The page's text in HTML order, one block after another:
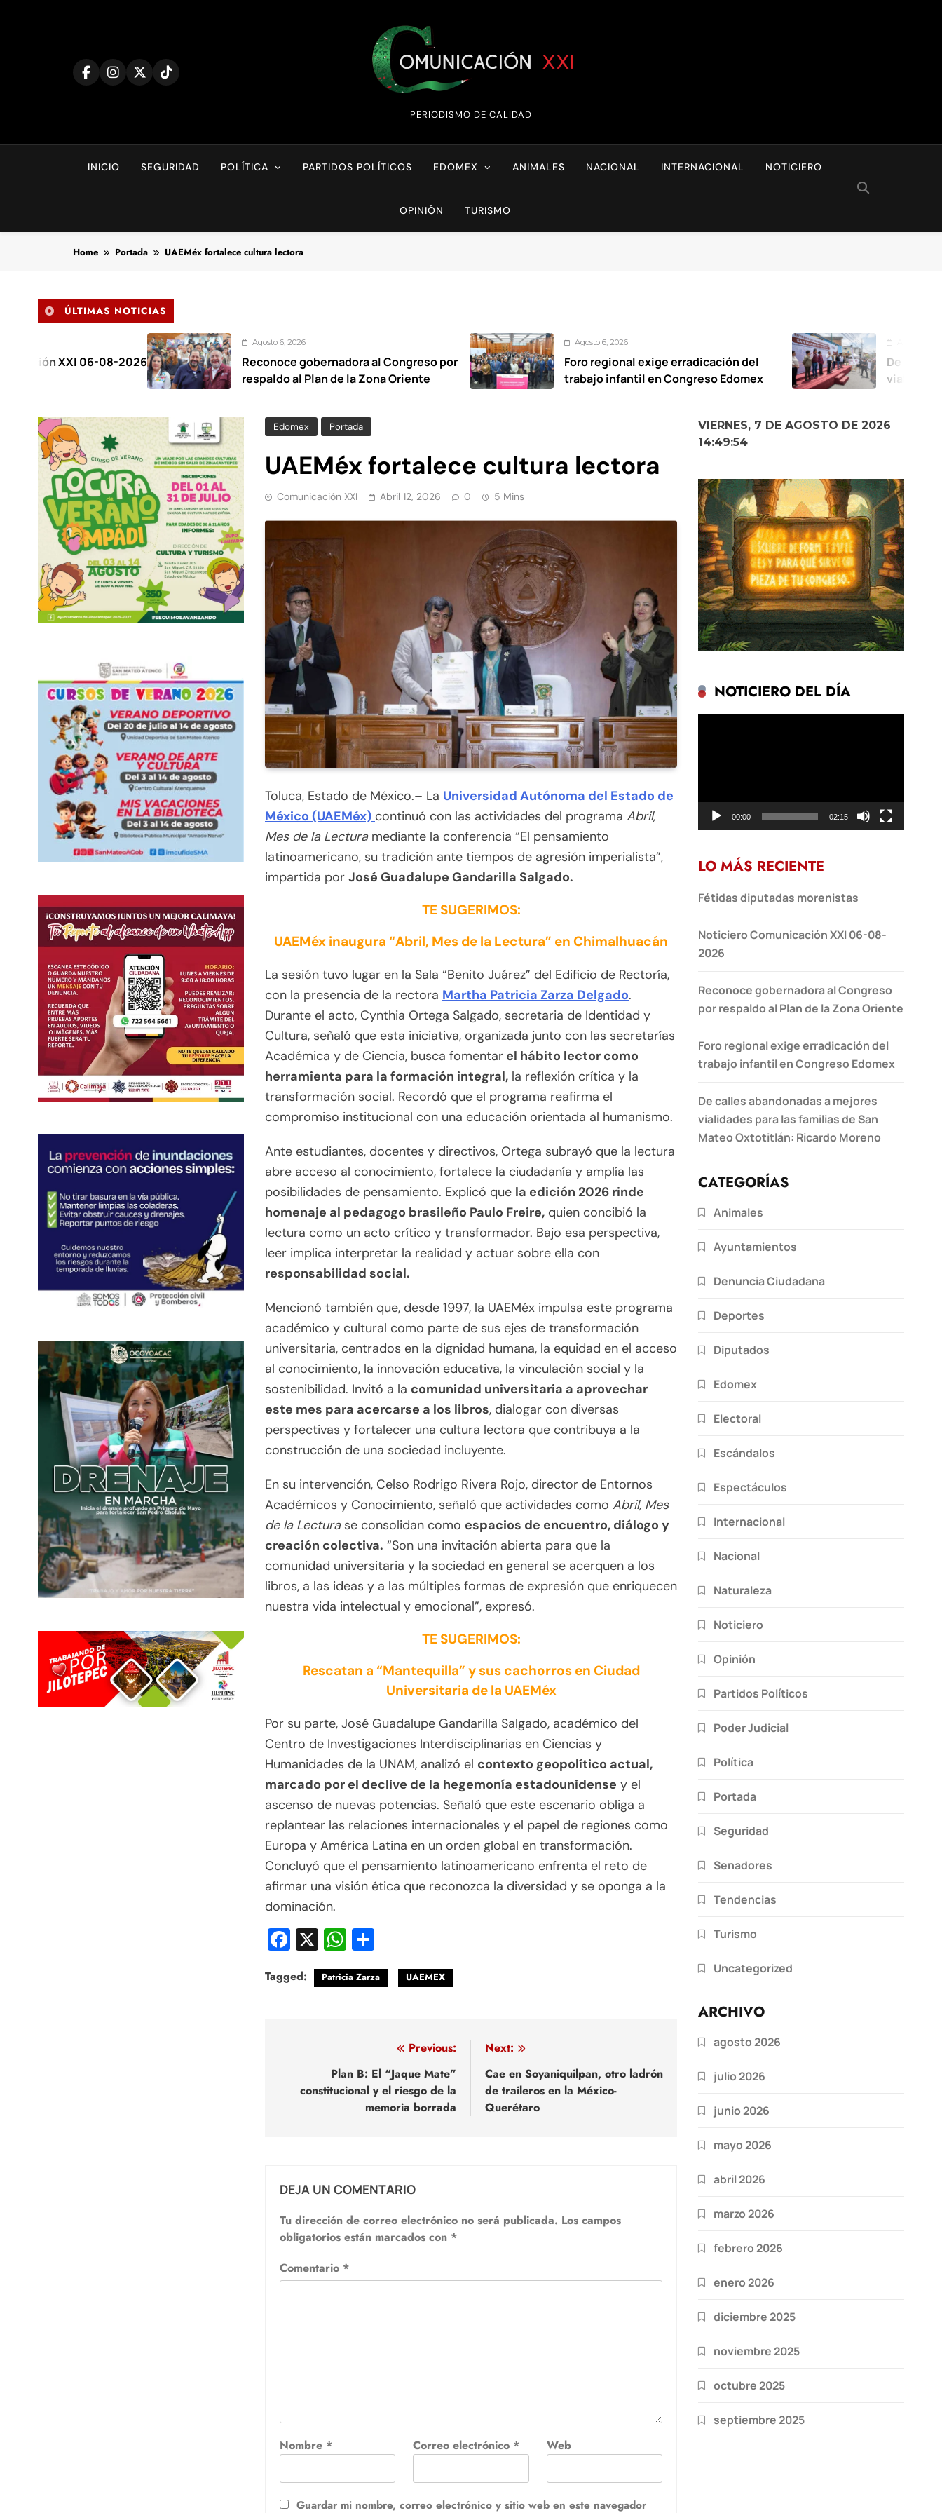
Comunicación XXI
PERIODISMO DE CALIDAD
INICIO SEGURIDAD POLÍTICA PARTIDOS POLÍTICOS EDOMEX ANIMALES NACIONAL INTERNACIONAL NOTICIERO
OPINIÓN TURISMO
Home Portada UAEMéx fortalece cultura lectora
ÚLTIMAS NOTICIAS
08-2026
Agosto 6, 2026
Reconoce gobernadora al Congreso por
respaldo al Plan de la Zona Oriente
Agosto 6, 2026
Foro regional exige erradicación del
trabajo infantil en Congreso Edomex
Agosto 6, 2026
De calles abandonadas a
vialidades para las
Edomex Portada
UAEMéx fortalece cultura lectora
Comunicación XXI Abril 12, 2026 0 5 Mins
Toluca, Estado de México.– La Universidad Autónoma del Estado de
México (UAEMéx) continuó con las actividades del programa Abril,
Mes de la Lecturamediante la conferencia “El pensamiento
latinoamericano, su tradición ante tiempos de agresión imperialista”,
impartida por José Guadalupe Gandarilla Salgado.
TE SUGERIMOS:
UAEMéx inaugura “Abril, Mes de la Lectura” en Chimalhuacán
La sesión tuvo lugar en la Sala “Benito Juárez” del Edificio de Rectoría,
con la presencia de la rectora Martha Patricia Zarza Delgado.
Durante el acto, Cynthia Ortega Salgado, secretaria de Identidad y
Cultura, señaló que esta iniciativa, organizada junto con las secretarías
Académica y de Ciencia, busca fomentar el hábito lector como
herramienta para la formación integral, la reflexión crítica y la
transformación social. Recordó que el programa reafirma el
compromiso institucional con una educación orientada al humanismo.
Ante estudiantes, docentes y directivos, Ortega subrayó que la lectura
abre acceso al conocimiento, fortalece la ciudadanía y amplía las
posibilidades de pensamiento. Explicó que la edición 2026 rinde
homenaje al pedagogo brasileño Paulo Freire, quien concibió la
lectura como un acto crítico y transformador. Bajo esa perspectiva,
leer implica interpretar la realidad y actuar sobre ella con
responsabilidad social.
Mencionó también que, desde 1997, la UAEMéx impulsa este programa
académico y cultural como parte de sus ejes de transformación
universitaria, centrados en la dignidad humana, la equidad en el acceso
al conocimiento, la innovación educativa, la vinculación social y la
sostenibilidad. Invitó a la comunidad universitaria a aprovechar
este mes para acercarse a los libros, dialogar con diversas
perspectivas y fortalecer una cultura lectora que contribuya a la
construcción de una sociedad incluyente.
En su intervención, Celso Rodrigo Rivera Rojo, director de Entornos
Académicos y Conocimiento, señaló que actividades como Abril, Mes
de la Lecturase consolidan como espacios de encuentro, diálogo y
creación colectiva. “Son una invitación abierta para que la
comunidad universitaria y la sociedad en general se acerquen a los
libros, a las ideas y a las múltiples formas de expresión que enriquecen
nuestra vida intelectual y emocional”, expresó.
TE SUGERIMOS:
Rescatan a “Mantequilla” y sus cachorros en Ciudad
Universitaria de la UAEMéx
Por su parte, José Guadalupe Gandarilla Salgado, académico del
Centro de Investigaciones Interdisciplinarias en Ciencias y
Humanidades de la UNAM, analizó el contexto geopolítico actual,
marcado por el declive de la hegemonía estadounidense y el
ascenso de nuevas potencias. Señaló que este escenario obliga a
replantear las relaciones internacionales y el papel de regiones como
Europa y América Latina en un orden global en transformación.
Concluyó que el pensamiento latinoamericano enfrenta el reto de
afirmar una visión ética que reconozca la diversidad y se oponga a la
dominación.
Facebook
X WhatsApp
Tagged: Patricia Zarza UAEMEX
entradas
Previous:
Plan B: El “Jaque Mate”
constitucional y el riesgo de la
memoria borrada
Next:
Cae en Soyaniquilpan, otro ladrón
de traileros en la México-
Querétaro
DEJA UN COMENTARIO
Tu dirección de correo electrónico no será publicada. Los campos
obligatorios están marcados con *
Comentario *
Nombre * Correo electrónico * Web
Guardar mi nombre, correo electrónico y sitio web en este navegador
VIERNES, 7 DE AGOSTO DE 2026
14:49:55
NOTICIERO DEL DÍA
00:00 02:15
LO MÁS RECIENTE
Fétidas diputadas morenistas
Noticiero Comunicación XXI 06-08-
2026
Reconoce gobernadora al Congreso
por respaldo al Plan de la Zona Oriente
Foro regional exige erradicación del
trabajo infantil en Congreso Edomex
De calles abandonadas a mejores
vialidades para las familias de San
Mateo Oxtotitlán: Ricardo Moreno
CATEGORÍAS
Animales
Ayuntamientos
Denuncia Ciudadana
Deportes
Diputados
Edomex
Electoral
Escándalos
Espectáculos
Internacional
Nacional
Naturaleza
Noticiero
Opinión
Partidos Políticos
Poder Judicial
Política
Portada
Seguridad
Senadores
Tendencias
Turismo
Uncategorized
ARCHIVO
agosto 2026
julio 2026
junio 2026
mayo 2026
abril 2026
marzo 2026
febrero 2026
enero 2026
diciembre 2025
noviembre 2025
octubre 2025
septiembre 2025